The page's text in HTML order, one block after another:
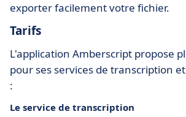
exporter facilement votre fichier.
Tarifs
L'application Amberscript propose
pour ses services de transcription
:
Le service de transcription